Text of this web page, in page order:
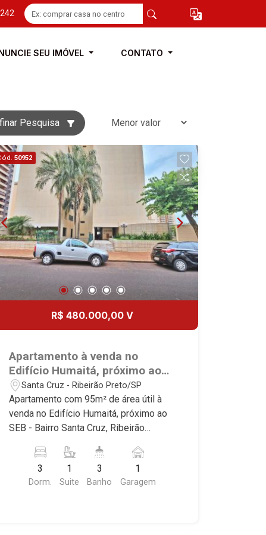
SEU IMÓVEL CONTATO
Pesquisa
50952
R$ 480.000,00 V
Apartamento à venda no
Edifício Humaitá, próximo ao
SEB - Ribeirão Preto/SP.
Santa Cruz - Ribeirão Preto/SP
Apartamento com 95m² de área útil à
venda no Edifício Humaitá, próximo ao
SEB - Bairro Santa Cruz, Ribeirão
deste imóvel que a Martinelli
Imobiliária selecionou para você: -
95m² de área útil - 3 dormitórios com
3
Dorm.
1
Suite
3
Banho
1
Garagem